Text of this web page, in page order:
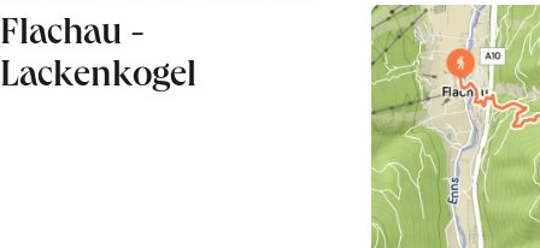
Flachau -
Lackenkogel